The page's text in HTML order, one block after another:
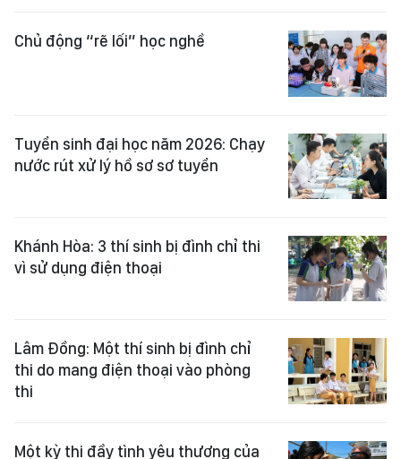
Chủ động “rẽ lối” học nghề
Tuyển sinh đại học năm 2026: Chạy
nước rút xử lý hồ sơ sơ tuyển
Khánh Hòa: 3 thí sinh bị đình chỉ thi
vì sử dụng điện thoại
Lâm Đồng: Một thí sinh bị đình chỉ
thi do mang điện thoại vào phòng
thi
Một kỳ thi đầy tình yêu thương của